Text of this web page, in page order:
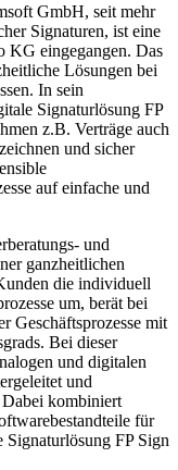
GmbH, seit mehr
Signaturen, ist eine
eingegangen. Das
Lösungen bei
In sein
Signaturlösung FP
z.B. Verträge auch
und sicher
auf einfache und
und
ganzheitlichen
die individuell
um, berät bei
Geschäftsprozesse mit
Bei dieser
und digitalen
und
Dabei kombiniert
für
Signaturlösung FP Sign